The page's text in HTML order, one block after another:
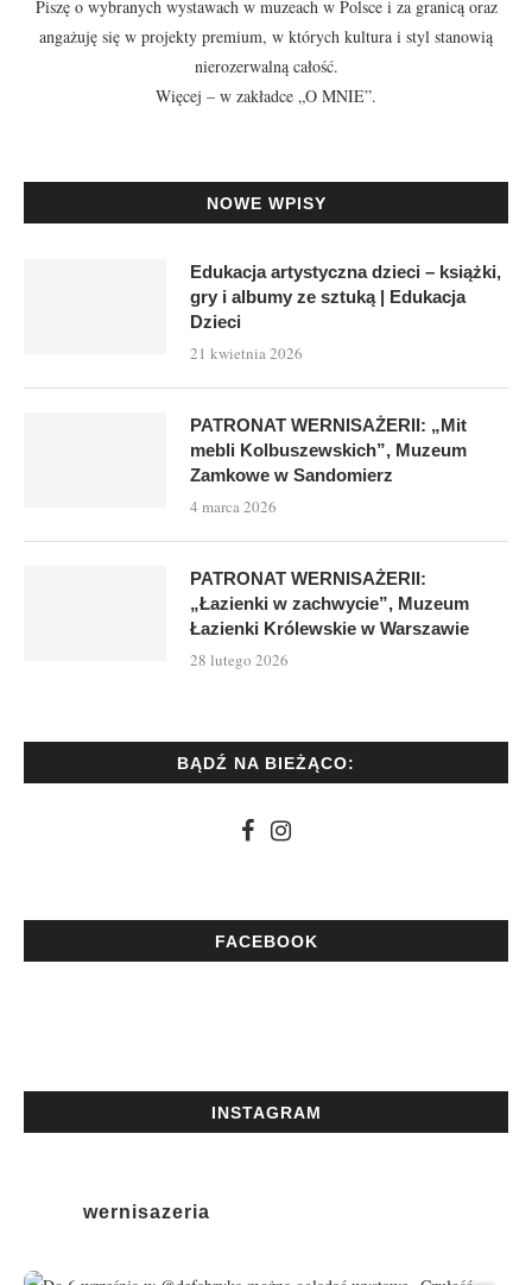
Piszę o wybranych wystawach w muzeach w Polsce i za granicą oraz
angażuję się w projekty premium, w których kultura i styl stanowią
nierozerwalną całość.
Więcej – w zakładce „O MNIE”.
NOWE WPISY
Edukacja artystyczna dzieci – książki,
gry i albumy ze sztuką | Edukacja
Dzieci
21 kwietnia 2026
PATRONAT WERNISAŻERII: „Mit
mebli Kolbuszewskich”, Muzeum
Zamkowe w Sandomierz
4 marca 2026
PATRONAT WERNISAŻERII:
„Łazienki w zachwycie”, Muzeum
Łazienki Królewskie w Warszawie
28 lutego 2026
BĄDŹ NA BIEŻĄCO:
FACEBOOK
INSTAGRAM
wernisazeria